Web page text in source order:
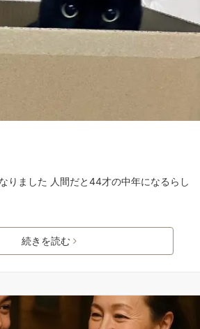
りました 人間だと44才の中年になるらし
続きを読む